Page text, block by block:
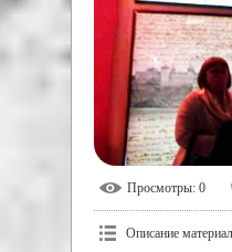
Просмотры: 0
Описание